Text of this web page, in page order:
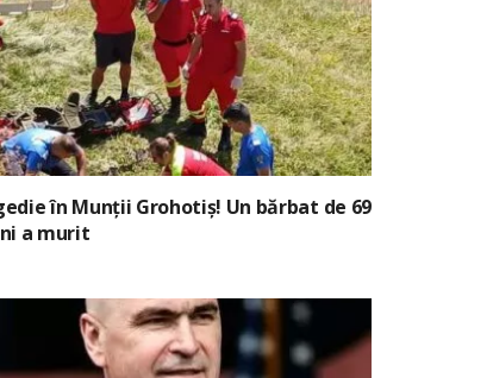
în Munții Grohotiș! Un bărbat de 69
a murit